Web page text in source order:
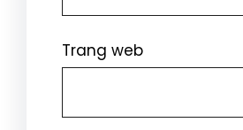
Trang web